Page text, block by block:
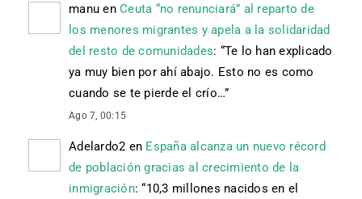
manu en Ceuta “no renunciará” al reparto de
los menores migrantes y apela a la solidaridad
del resto de comunidades: “Te lo han explicado
ya muy bien por ahí abajo. Esto no es como
cuando se te pierde el crío…”
Ago 7, 00:15
Adelardo2 en España alcanza un nuevo récord
de población gracias al crecimiento de la
inmigración: “10,3 millones nacidos en el